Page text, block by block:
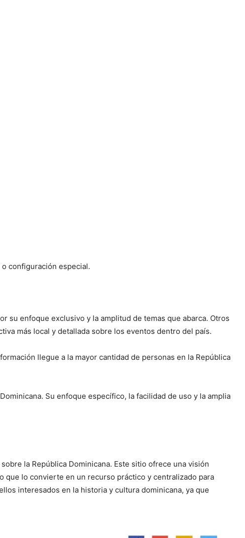
configuración especial.
su enfoque exclusivo y la amplitud de temas que abarca. Otros
más local y detallada sobre los eventos dentro del país.
llegue a la mayor cantidad de personas en la República
Su enfoque específico, la facilidad de uso y la amplia
la República Dominicana. Este sitio ofrece una visión
que lo convierte en un recurso práctico y centralizado para
interesados en la historia y cultura dominicana, ya que